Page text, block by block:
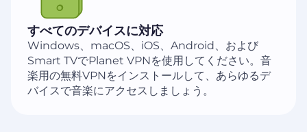
すべてのデバイスに対応
Windows、macOS、iOS、Android、および
Smart TVでPlanet VPNを使用してください。音
楽用の無料VPNをインストールして、あらゆるデ
バイスで音楽にアクセスしましょう。